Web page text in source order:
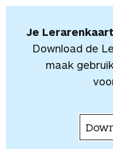
Je
Download de
maak